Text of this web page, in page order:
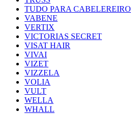
TUDO PARA CABELEREIRO
VABENE
VERTIX
VICTORIAS SECRET
VISAT HAIR
VIVAI
VIZET
VIZZELA
VOLIA
VULT
WELLA
WHALL